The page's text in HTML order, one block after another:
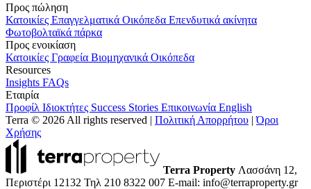
Προς πώληση
Κατοικίες Επαγγελματικά Οικόπεδα Επενδυτικά ακίνητα
Φωτοβολταϊκά πάρκα
Προς ενοικίαση
Κατοικίες Γραφεία Βιομηχανικά Οικόπεδα
Resources
Insights FAQs
Εταιρία
Προφίλ Ιδιοκτήτες Success Stories Επικοινωνία English
Terra © 2026 All rights reserved | Πολιτική Απορρήτου |Όροι
Χρήσης
Terra Property Λασσάνη 12,
Περιστέρι 12132 Τηλ 210 8322 007 E-mail: info@terraproperty.gr